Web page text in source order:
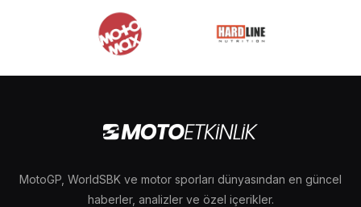
MotoGP, WorldSBK ve motor sporları dünyasından en güncel
haberler, analizler ve özel içerikler.